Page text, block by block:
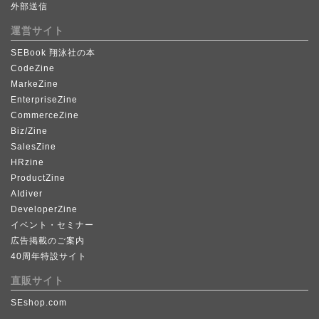
外部送信
運営サイト
SEBook 翔泳社の本
CodeZine
MarkeZine
EnterpriseZine
CommerceZine
Biz/Zine
SalesZine
HRzine
ProductZine
AIdiver
DeveloperZine
イベント・セミナー
広告掲載のご案内
40周年特設サイト
直販サイト
SEshop.com